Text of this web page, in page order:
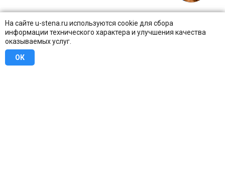
На сайте u-stena.ru используются cookie для сбора
информации технического характера и улучшения качества
оказываемых услуг.
ОК